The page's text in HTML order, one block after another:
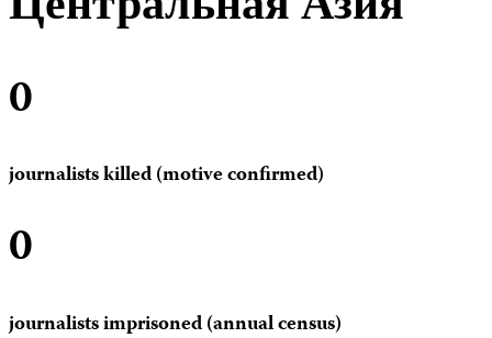
0
journalists killed (motive confirmed)
0
journalists imprisoned (annual census)